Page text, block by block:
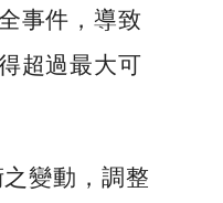
事件，導致
超過最大可
變動，調整